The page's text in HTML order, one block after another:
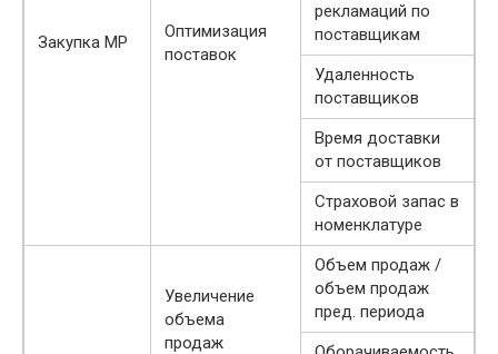
Закупка МР
Оптимизация
поставок
рекламаций по
поставщикам
Удаленность
поставщиков
Время доставки
от поставщиков
Страховой запас в
номенклатуре
Увеличение
объема
продаж
Объем продаж /
объем продаж
пред. периода